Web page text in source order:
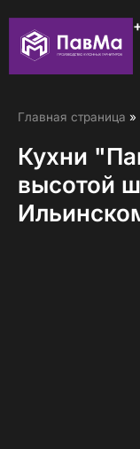
Главная страница »
Кухни
высотой